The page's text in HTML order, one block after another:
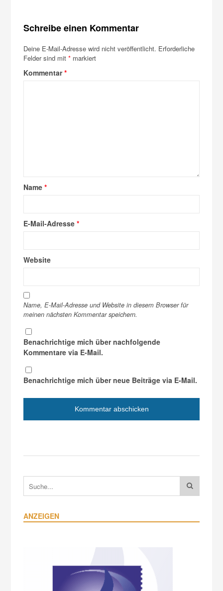
Schreibe einen Kommentar
Deine E-Mail-Adresse wird nicht veröffentlicht. Erforderliche
Felder sind mit* markiert
Kommentar*
Name*
E-Mail-Adresse*
Website
Name, E-Mail-Adresse und Website in diesem Browser für
meinen nächsten Kommentar speichern.
Benachrichtige mich über nachfolgende
Kommentare via E-Mail.
Benachrichtige mich über neue Beiträge via E-Mail.
ANZEIGEN